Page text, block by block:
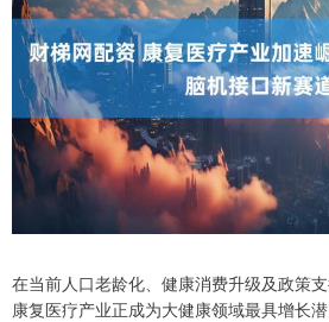
在当前人口老龄化、健康消费升级及政策
康复医疗产业正成为大健康领域最具增长潜